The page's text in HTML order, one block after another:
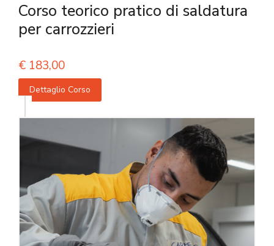
Corso teorico pratico di saldatura
per carrozzieri
€ 183,00
Dettaglio Corso